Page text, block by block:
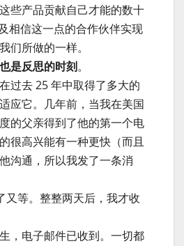
些产品贡献自己才能的数十
相信这一点的合作伙伴实现
们所做的一样。
是反思的时刻。
过去 25 年中取得了多大的
应它。几年前，当我在美国
的父亲得到了他的第一个电
很高兴能有一种更快（而且
沟通，所以我发了一条消
等。整整两天后，我才收
，电子邮件已收到。一切都